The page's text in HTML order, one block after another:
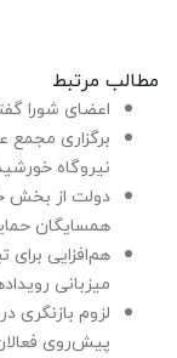
مطالب مرتبط
اعضای شورا
برگزاری
نیروگاه
دولت از بخش
همسایگان
هم‌افزایی
میزبانی
لزوم بازنگری
پیش‌روی